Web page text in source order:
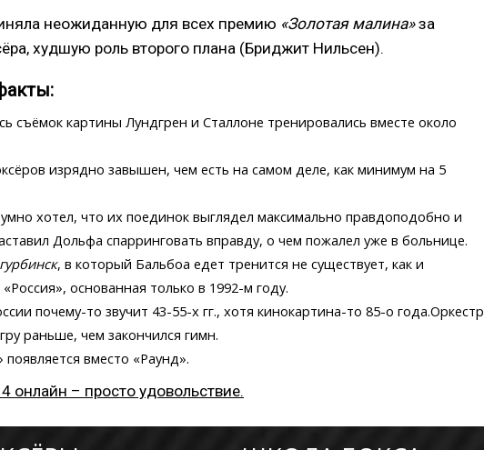
неожиданную для всех премию «Золотая малина»за
худшую роль второго плана (Бриджит Нильсен).
съёмок картины Лундгрен и Сталлоне тренировались вместе около
изрядно завышен, чем есть на самом деле, как минимум на 5
хотел, что их поединок выглядел максимально правдоподобно и
Дольфа спарринговать вправду, о чем пожалел уже в больнице.
, в который Бальбоа едет тренится не существует, как и
основанная только в 1992-м году.
почему-то звучит 43-55-х гг., хотя кинокартина-то 85-о года.Оркестр
раньше, чем закончился гимн.
появляется вместо «Раунд».
онлайн – просто удовольствие.